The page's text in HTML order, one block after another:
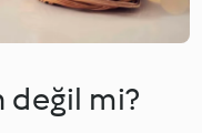
değil mi?